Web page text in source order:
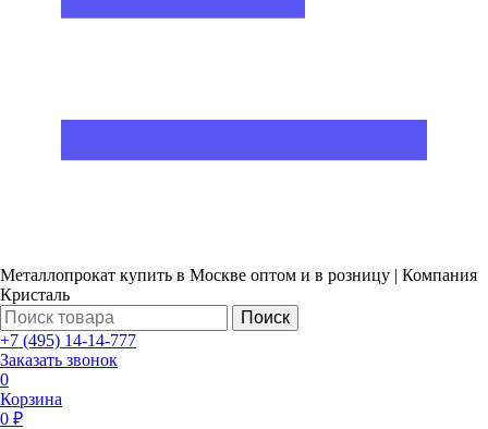
Металлопрокат купить в Москве оптом и в розницу | Компания
Кристаль
Поиск
+7 (495) 14-14-777
Заказать звонок
0
Корзина
0 ₽